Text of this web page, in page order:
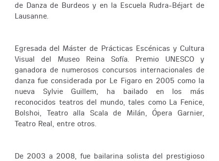
de Danza de Burdeos y en la Escuela Rudra-Béjart de
Lausanne.
Egresada del Máster de Prácticas Escénicas y Cultura
Visual del Museo Reina Sofía. Premio UNESCO y
ganadora de numerosos concursos internacionales de
danza fue considerada por Le Figaro en 2005 como la
nueva Sylvie Guillem, ha bailado en los más
reconocidos teatros del mundo, tales como La Fenice,
Bolshoi, Teatro alla Scala de Milán, Ópera Garnier,
Teatro Real, entre otros.
De 2003 a 2008, fue bailarina solista del prestigioso